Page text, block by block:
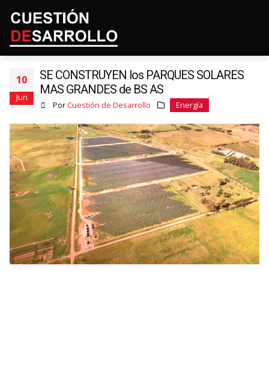
10
Jun
SE CONSTRUYEN los PARQUES SOLARES
MAS GRANDES de BS AS
Por Cuestión de Desarrollo Energía